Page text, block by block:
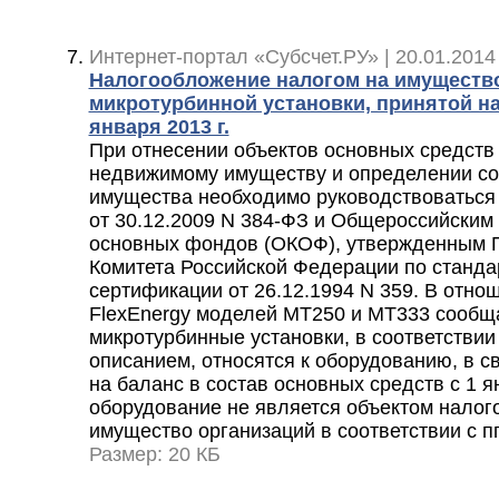
Интернет-портал «Субсчет.РУ» |
Налогообложение налогом на
микротурбинной установки, принятой
января 2013 г.
При отнесении объектов основных
недвижимому имуществу и определении
имущества необходимо
от 30.12.2009 N 384-ФЗ и Общероссийским
основных фондов (ОКОФ), утвержденным
Комитета Российской Федерации по
сертификации от 26.12.1994 N 359. В
FlexEnergy моделей МТ250 и МТ333
микротурбинные установки, в
описанием, относятся к оборудованию, в
на баланс в состав основных средств с 1
оборудование не является объектом
имущество организаций в соответствии с
Размер: 20 КБ